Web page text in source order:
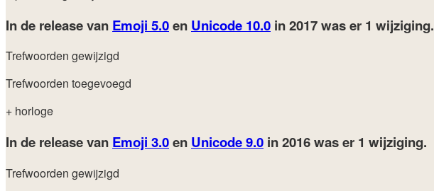
In de release van Emoji 5.0en Unicode 10.0 in 2017was er 1 wijziging.
Trefwoorden gewijzigd
Trefwoorden toegevoegd
+ horloge
In de release van Emoji 3.0en Unicode 9.0 in 2016was er 1 wijziging.
Trefwoorden gewijzigd